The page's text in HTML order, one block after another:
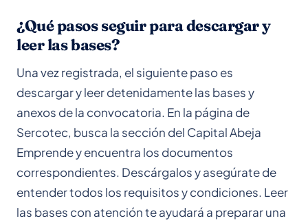
¿Qué pasos seguir para descargar y
leer las bases?
Una vez registrada, el siguiente paso es
descargar y leer detenidamente las bases y
anexos de la convocatoria. En la página de
Sercotec, busca la sección del Capital Abeja
Emprende y encuentra los documentos
correspondientes. Descárgalos y asegúrate de
entender todos los requisitos y condiciones. Leer
las bases con atención te ayudará a preparar una